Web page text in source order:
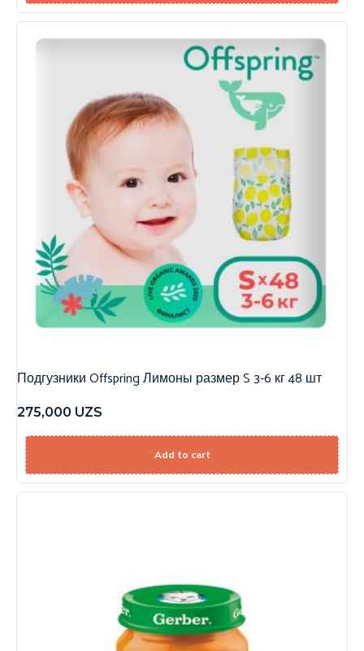
Подгузники Offspring Лимоны размер S 3-6 кг 48 шт
275,000 UZS
Add to cart